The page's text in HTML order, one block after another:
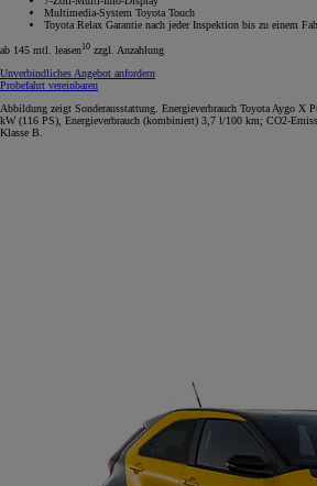
Multimedia-System Toyota Touch
Toyota Relax Garantie nach jeder Inspektion bis zu einem
ab 145 mtl. leasen10 zzgl. Anzahlung
Unverbindliches Angebot anfordern
Probefahrt vereinbaren
Abbildung zeigt Sonderausstattung. Energieverbrauch Toyota Aygo X
kW (116 PS), Energieverbrauch (kombiniert) 3,7 l/100 km; CO2-
Klasse B.